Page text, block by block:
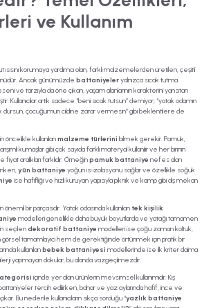
ve Kullanım
ısısını korumaya yardımcı olan, farklı malzemelerden üretilen, çeşitli
Ancak günümüzde battaniyeleryalnızca sıcak tutma
ve tarzıyla da öne çıkan, yaşam alanlarının karakterini yansıtan
Kullanıcılar artık sadece “beni sıcak tutsun” demiyor; “yatak odamın
dursun, çocuğumun cildine zarar vermesin” gibi beklentilere de
öncelikle kullanılanmalzeme türlerini bilmek gerekir. Pamuk,
kumaşlar gibi çok sayıda farklı materyal kullanılır ve her birinin
fiyat aralıkları farklıdır. Örneğinpamuk battaniye nefes alan
yün battaniye yoğun ısı izolasyonu sağlar ve özellikle soğuk
ise hafifliği ve hızlı kuruyan yapısıyla piknik ve kamp gibi dış mekan
önemli bir parçasıdır. Yatak odasında kullanılan tek kişilik
modelleri genellikle daha büyük boyutlarda ve yatağı tamamen
seçilendekoratif battaniye modelleri ise çoğu zaman koltuk,
tamamlayıcı hem de gerektiğinde örtünmek için pratik bir
kullanılanbebek battaniyesi modellerinde ise ilk kriter daima
yapmayan dokular, bu alanda vazgeçilmezdir.
içinde yer alan ürünlerin mevsimsel kullanımıdır. Kış
battaniyeler tercih edilirken, bahar ve yaz aylarında hafif, ince ve
Bu nedenle kullanıcıların sıkça sorduğu “yazlık battaniye